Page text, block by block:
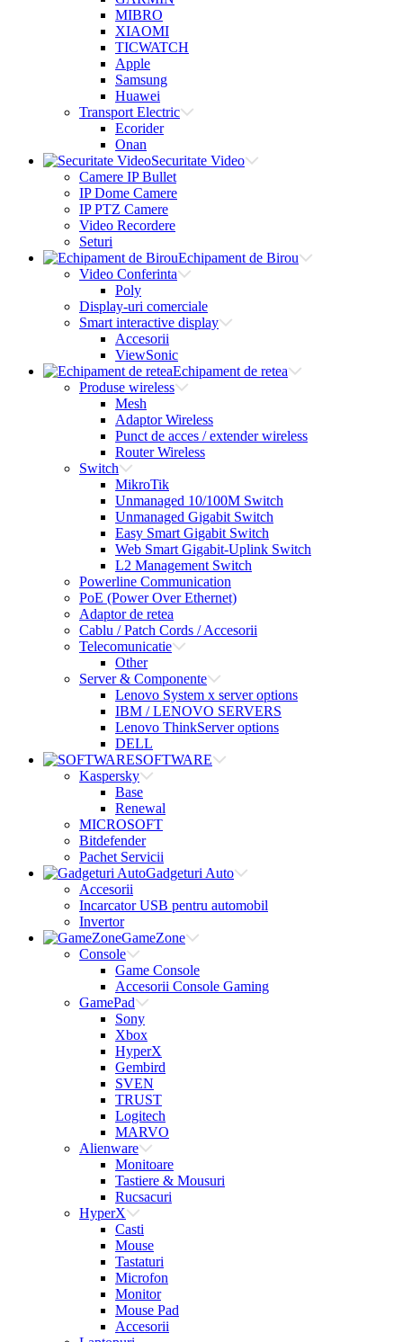
MIBRO
XIAOMI
TICWATCH
Apple
Samsung
Huawei
Transport Electric
Ecorider
Onan
Securitate Video
Camere IP Bullet
IP Dome Camere
IP PTZ Camere
Video Recordere
Seturi
Echipament de Birou
Video Conferinta
Poly
Display-uri comerciale
Smart interactive display
Accesorii
ViewSonic
Echipament de retea
Produse wireless
Mesh
Adaptor Wireless
Punct de acces / extender wireless
Router Wireless
Switch
MikroTik
Unmanaged 10/100M Switch
Unmanaged Gigabit Switch
Easy Smart Gigabit Switch
Web Smart Gigabit-Uplink Switch
L2 Management Switch
Powerline Communication
PoE (Power Over Ethernet)
Adaptor de retea
Cablu / Patch Cords / Accesorii
Telecomunicatie
Other
Server & Componente
Lenovo System x server options
IBM / LENOVO SERVERS
Lenovo ThinkServer options
DELL
SOFTWARE
Kaspersky
Base
Renewal
MICROSOFT
Bitdefender
Pachet Servicii
Gadgeturi Auto
Accesorii
Incarcator USB pentru automobil
Invertor
GameZone
Console
Game Console
Accesorii Console Gaming
GamePad
Sony
Xbox
HyperX
Gembird
SVEN
TRUST
Logitech
MARVO
Alienware
Monitoare
Tastiere & Mousuri
Rucsacuri
HyperX
Casti
Mouse
Tastaturi
Microfon
Monitor
Mouse Pad
Accesorii